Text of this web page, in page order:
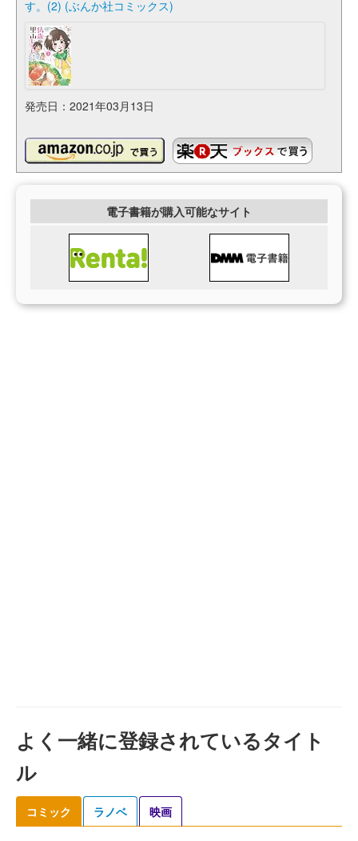
す。(2) (ぶんか社コミックス)
発売日：2021年03月13日
電子書籍が購入可能なサイト
よく一緒に登録されているタイト
ル
コミック ラノベ 映画